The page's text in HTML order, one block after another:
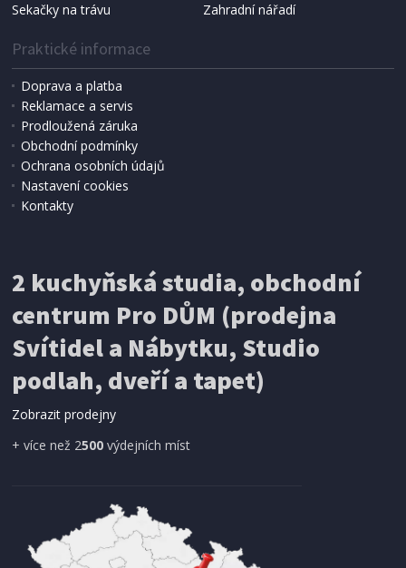
Sekačky na trávu
Zahradní nářadí
Praktické informace
Doprava a platba
Reklamace a servis
Prodloužená záruka
Obchodní podmínky
Ochrana osobních údajů
Nastavení cookies
Kontakty
2 kuchyňská studia, obchodní
centrum Pro DŮM (prodejna
Svítidel a Nábytku, Studio
podlah, dveří a tapet)
Zobrazit prodejny
+ více než 2500 výdejních míst